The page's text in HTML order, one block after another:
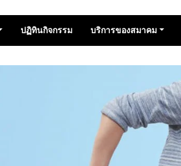
ปฏิทินกิจกรรม บริการของสมาคม